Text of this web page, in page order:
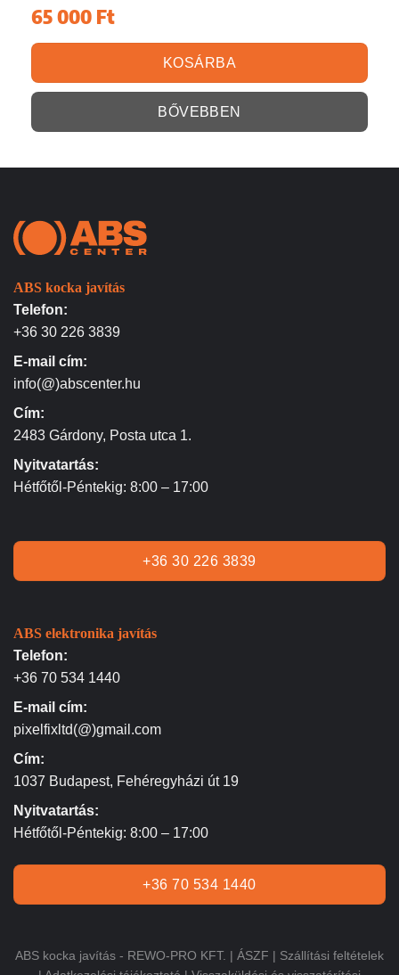
65 000 Ft
KOSÁRBA
BŐVEBBEN
ABS kocka javítás
Telefon:
+36 30 226 3839
E-mail cím:
info(@)abscenter.hu
Cím:
2483 Gárdony, Posta utca 1.
Nyitvatartás:
Hétfőtől-Péntekig: 8:00 – 17:00
+36 30 226 3839
ABS elektronika javítás
Telefon:
+36 70 534 1440
E-mail cím:
pixelfixltd(@)gmail.com
Cím:
1037 Budapest, Fehéregyházi út 19
Nyitvatartás:
Hétfőtől-Péntekig: 8:00 – 17:00
+36 70 534 1440
ABS kocka javítás - REWO-PRO KFT. | ÁSZF | Szállítási feltételek